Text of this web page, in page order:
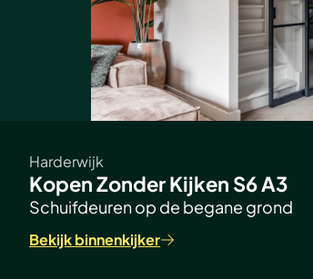
Harderwijk
Kopen Zonder Kijken S6 A3
Schuifdeuren op de begane grond
Bekijk binnenkijker